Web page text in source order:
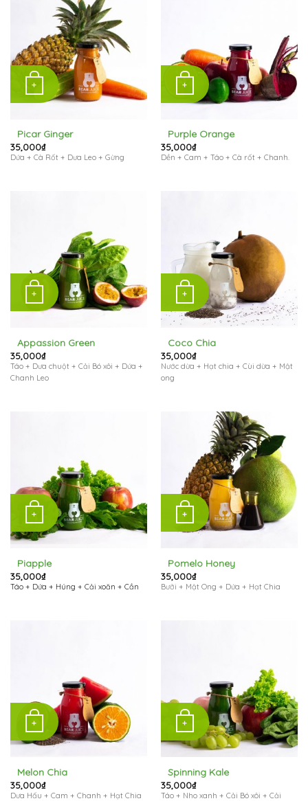
+
Picar Ginger
35,000₫
Dứa + Cà Rốt + Dưa Leo + Gừng
+
Purple Orange
35,000₫
Dền + Cam + Táo + Cà rốt + Chanh.
+
Appassion Green
35,000₫
Táo + Dưa chuột + Cải Bó xôi + Dứa +
Chanh Leo
+
Coco Chia
35,000₫
Nước dừa + Hạt chia + Cùi dừa + Mật
ong
+
Piapple
35,000₫
Táo + Dứa + Húng + Cải xoăn + Cần
+
Pomelo Honey
35,000₫
Bưởi + Mật Ong + Dứa + Hạt Chia
+
Melon Chia
35,000₫
Dưa Hấu + Cam + Chanh + Hạt Chia
+
Spinning Kale
35,000₫
Táo + Nho xanh + Cải Bó xôi + Cải